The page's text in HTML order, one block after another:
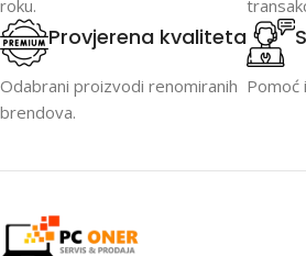
roku.
Provjerena kvaliteta
Odabrani proizvodi renomiranih
brendova.
Pomoć